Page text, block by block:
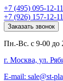
+7 (495) 095-12-11
+7 (926) 157-12-11
Заказать звонок
Пн.-Вс. с 9-00 до
г. Москва, ул.
E-mail: sale@st-